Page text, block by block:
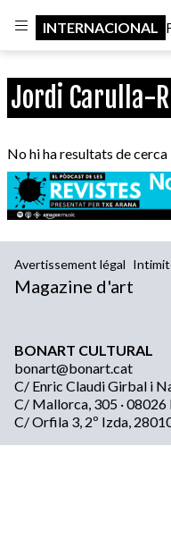
INTERNACIONAL
Jordi Carulla-
No hi ha resultats de cerca
Avertissement légal
Magazine d'art
BONART CULTURAL
bonart@bonart.cat
C/ Enric Claudi Girbal i
C/ Mallorca, 305 · 08026
C/ Orfila 3, 2º Izda,